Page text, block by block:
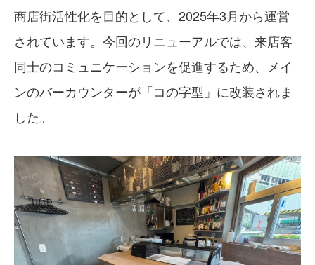
商店街活性化を目的として、2025年3月から運営
されています。今回のリニューアルでは、来店客
同士のコミュニケーションを促進するため、メイ
ンのバーカウンターが「コの字型」に改装されま
した。